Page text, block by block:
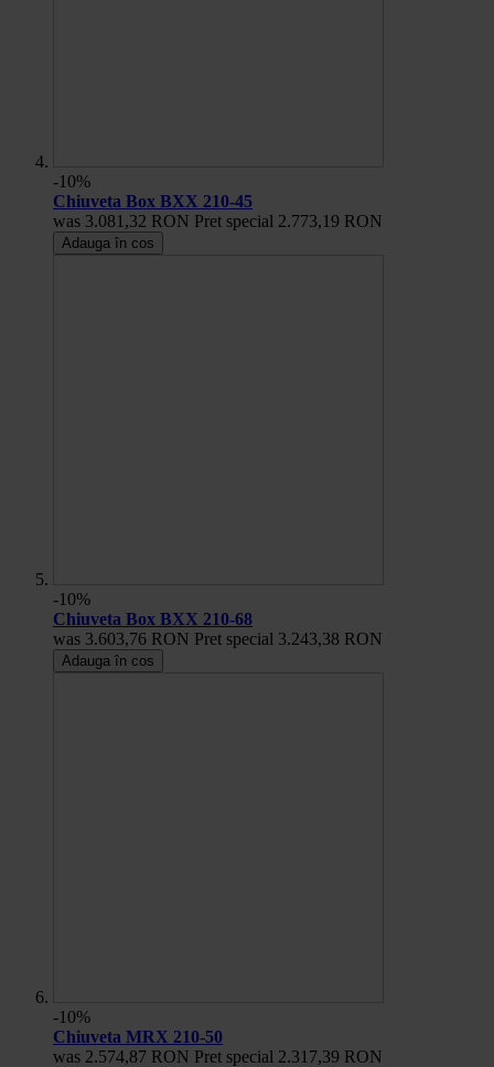
-10%
Chiuveta Box BXX 210-45
was 3.081,32 RON Pret special 2.773,19 RON
Adauga în cos
-10%
Chiuveta Box BXX 210-68
was 3.603,76 RON Pret special 3.243,38 RON
Adauga în cos
-10%
Chiuveta MRX 210-50
was 2.574,87 RON Pret special 2.317,39 RON